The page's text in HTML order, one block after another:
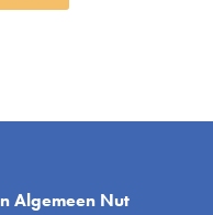
Algemeen Nut